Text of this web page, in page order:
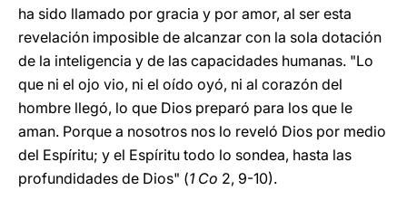
ha sido llamado por gracia y por amor, al ser esta
revelación imposible de alcanzar con la sola dotación
de la inteligencia y de las capacidades humanas. "Lo
que ni el ojo vio, ni el oído oyó, ni al corazón del
hombre llegó, lo que Dios preparó para los que le
aman. Porque a nosotros nos lo reveló Dios por medio
del Espíritu; y el Espíritu todo lo sondea, hasta las
profundidades de Dios" (1 Co 2, 9-10).